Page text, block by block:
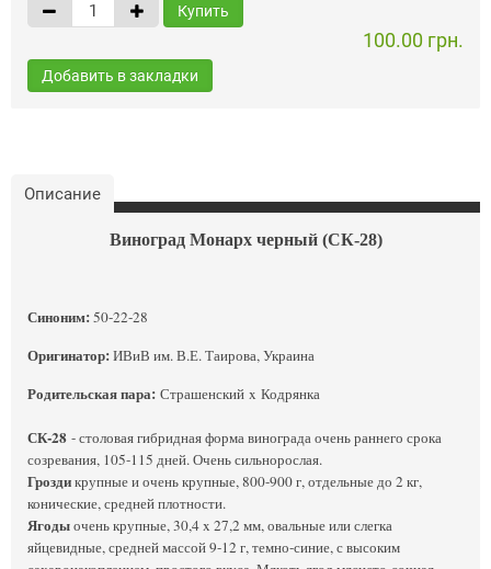
Купить
100.00 грн.
Добавить в закладки
Описание
Виноград Монарх черный (СК-28)
Синоним:50-22-28
Оригинатор:ИВиВ им. В.Е. Таирова, Украина
Родительская пара: Страшенский x Кодрянка
СК-28 - столовая гибридная форма винограда очень раннего срока
созревания, 105-115 дней. Очень сильнорослая.
Гроздикрупные и очень крупные, 800-900 г, отдельные до 2 кг,
конические, средней плотности.
Ягодыочень крупные, 30,4 x 27,2 мм, овальные или слегка
яйцевидные, средней массой 9-12 г, темно-синие, с высоким